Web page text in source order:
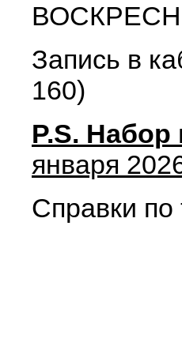
Запись в
P.S.
января
Справки по